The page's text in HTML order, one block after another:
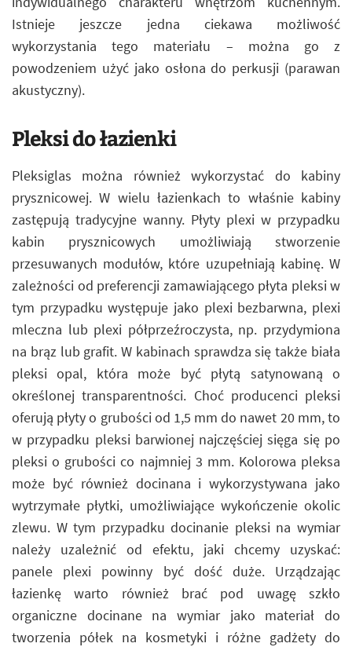
Istnieje jeszcze jedna ciekawa możliwość
wykorzystania tego materiału – można go z
powodzeniem użyć jako osłona do perkusji (parawan
akustyczny).
Pleksi do łazienki
Pleksiglas można również wykorzystać do kabiny
prysznicowej. W wielu łazienkach to właśnie kabiny
zastępują tradycyjne wanny. Płyty plexi w przypadku
kabin prysznicowych umożliwiają stworzenie
przesuwanych modułów, które uzupełniają kabinę. W
zależności od preferencji zamawiającego płyta pleksi w
tym przypadku występuje jako plexi bezbarwna, plexi
mleczna lub plexi półprzeźroczysta, np. przydymiona
na brąz lub grafit. W kabinach sprawdza się także biała
pleksi opal, która może być płytą satynowaną o
określonej transparentności. Choć producenci pleksi
oferują płyty o grubości od 1,5 mm do nawet 20 mm, to
w przypadku pleksi barwionej najczęściej sięga się po
pleksi o grubości co najmniej 3 mm. Kolorowa pleksa
może być również docinana i wykorzystywana jako
wytrzymałe płytki, umożliwiające wykończenie okolic
zlewu. W tym przypadku docinanie pleksi na wymiar
należy uzależnić od efektu, jaki chcemy uzyskać:
panele plexi powinny być dość duże. Urządzając
łazienkę warto również brać pod uwagę szkło
organiczne docinane na wymiar jako materiał do
tworzenia półek na kosmetyki i różne gadżety do